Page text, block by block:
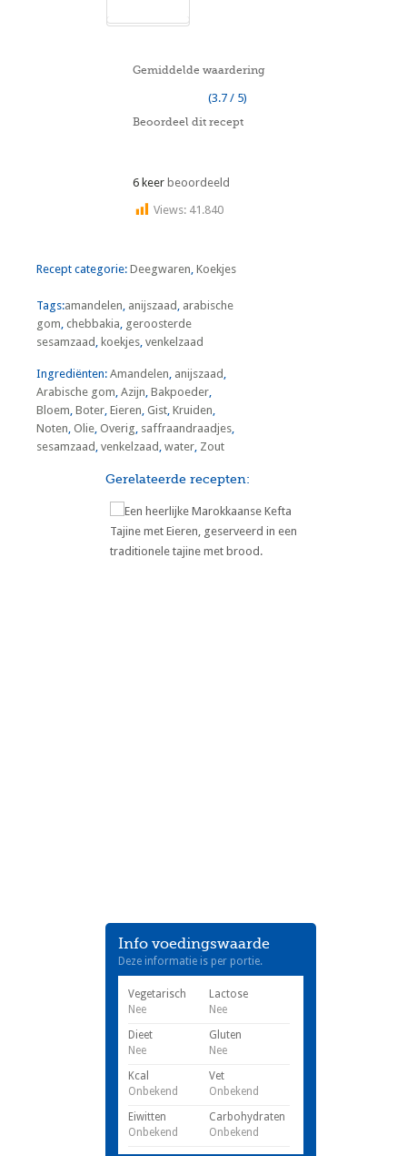
Gemiddelde waardering
(3.7 / 5)
Beoordeel dit recept
6 keer beoordeeld
Views: 41.840
Recept categorie:Deegwaren,Koekjes
Tags:amandelen, anijszaad , arabische
gom,chebbakia, geroosterde
sesamzaad , koekjes,venkelzaad
Ingrediënten:Amandelen, anijszaad ,
Arabische gom,Azijn,Bakpoeder,
Bloem,Boter,Eieren,Gist,Kruiden,
Noten, Olie, Overig, saffraandraadjes,
sesamzaad ,venkelzaad ,water, Zout
Gerelateerde recepten:
Info voedingswaarde
Deze informatie is per portie.
Vegetarisch
Nee
Lactose
Nee
Dieet
Nee
Gluten
Nee
Kcal
Onbekend
Vet
Onbekend
Eiwitten
Onbekend
Carbohydraten
Onbekend